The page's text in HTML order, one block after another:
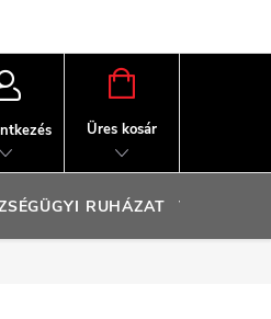
KOSÁR
Üres kosár
RUHÁZAT